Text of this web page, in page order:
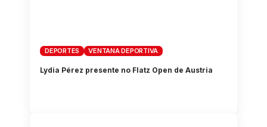
DEPORTES VENTANA DEPORTIVA
Lydia Pérez presente no Flatz Open de Austria